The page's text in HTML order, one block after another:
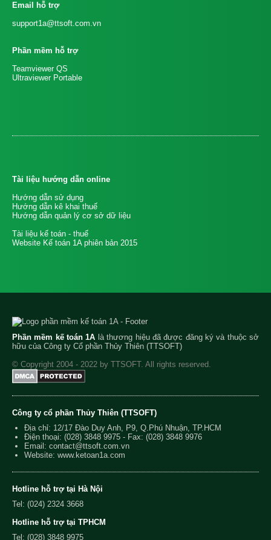
Email hỗ trợ
support1a@ttsoft.com.vn
Phần mềm hỗ trợ
Teamviewer QS
Ultraviewer Portable
Tài liệu hướng dẫn online
Hướng dẫn sử dụng
Hướng dẫn kê khai thuế
Hướng dẫn quản lý cơ sở dữ liệu
Tài liệu kế toán - thuế
Website Kế toán 1A phiên bản 2015
Phần mềm kế toán 1A là thương hiệu đã được đăng ký và thuộc sở
hữu của Công ty Cổ phần Thủy Thiên (TTSOFT)
© Copyright 2004 - 2022 by TTSOFT. All rights reserved.
Công ty cổ phần Thủy Thiên (TTSOFT)
Địa chỉ: 12/17 Đào Duy Anh, P9, Q.Phú Nhuận, TP.HCM
Điện thoại: (028) 3848 9975 - Fax: (028) 3848 9976
Email: contact@ttsoft.com.vn
Website: www.ketoan1a.com
Hotline hỗ trợ tại Hà Nội
Tel: (024) 2324 3668
Hotline hỗ trợ tại TPHCM
Tel: (028) 3848 9975